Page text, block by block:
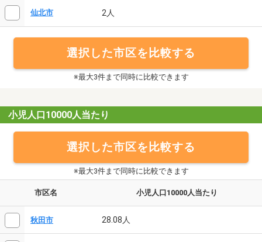
仙北市 2人
選択した市区を比較する
※最大3件まで同時に比較できます
小児人口10000人当たり
選択した市区を比較する
※最大3件まで同時に比較できます
市区名 小児人口10000人当たり
秋田市 28.08人